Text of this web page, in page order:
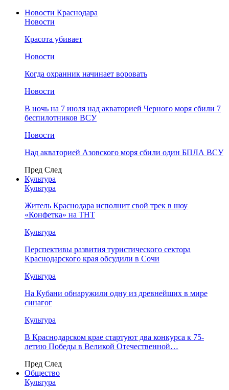
Новости Краснодара
Новости
Красота убивает
Новости
Когда охранник начинает воровать
Новости
В ночь на 7 июля над акваторией Черного моря сбили 7
беспилотников ВСУ
Новости
Над акваторией Азовского моря сбили один БПЛА ВСУ
Пред След
Культура
Культура
Житель Краснодара исполнит свой трек в шоу
«Конфетка» на ТНТ
Культура
Перспективы развития туристического сектора
Краснодарского края обсудили в Сочи
Культура
На Кубани обнаружили одну из древнейших в мире
синагог
Культура
В Краснодарском крае стартуют два конкурса к 75-
летию Победы в Великой Отечественной…
Пред След
Общество
Культура